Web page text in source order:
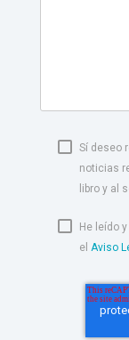
Sí deseo
noticias
libro y al
He leído
el Aviso